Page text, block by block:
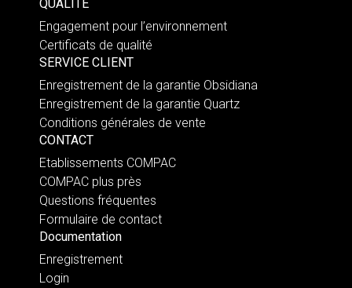
QUALITE
Engagement pour l’environnement
Certificats de qualité
SERVICE CLIENT
Enregistrement de la garantie Obsidiana
Enregistrement de la garantie Quartz
Conditions générales de vente
CONTACT
Etablissements COMPAC
COMPAC plus près
Questions fréquentes
Formulaire de contact
Documentation
Enregistrement
Login